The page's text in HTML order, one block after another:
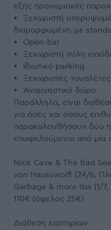
εξής προνομιακές
• Ξεχωριστή
διαμορφωμένη με
• Open-bar
• Ξεχωριστή πύλη
• Ιδιωτικό parking
• Ξεχωριστές τουαλέτες
• Αναμνηστικό δώρο
Παράλληλα, είναι
για όσες και όσους
παρακολουθήσουν δύο
επωφελούμενοι από μία
Nick Cave & The Bad
von Hausswolff (24/6,
Garbage & more tba (1/
110€ (όφελος 25€)
Διάθεση εισιτηρίων: